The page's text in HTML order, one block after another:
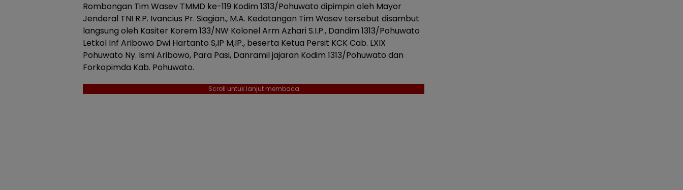
Rombongan Tim Wasev TMMD ke-119 Kodim 1313/Pohuwato dipimpin oleh Mayor
Jenderal TNI R.P. Ivancius Pr. Siagian., M.A. Kedatangan Tim Wasev tersebut disambut
langsung oleh Kasiter Korem 133/NW Kolonel Arm Azhari S.I.P., Dandim 1313/Pohuwato
Letkol Inf Aribowo Dwi Hartanto S,IP M,IP., beserta Ketua Persit KCK Cab. LXIX
Pohuwato Ny. Ismi Aribowo, Para Pasi, Danramil jajaran Kodim 1313/Pohuwato dan
Forkopimda Kab. Pohuwato.
Scroll untuk lanjut membaca